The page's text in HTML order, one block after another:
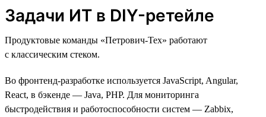
Задачи ИТ в DIY-ретейле
Продуктовые команды «Петрович-Тех» работают
с классическим стеком.
Во фронтенд-разработке используется JavaScript, Angular,
React, в бэкенде — Java, PHP. Для мониторинга
быстродействия и работоспособности систем — Zabbix,